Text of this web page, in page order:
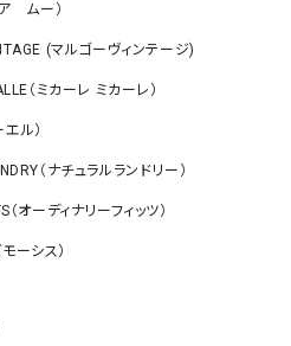
ムー）
(マルゴーヴィンテージ)
（ミカーレ ミカーレ）
ル）
（ナチュラルランドリー）
オーディナリーフィッツ）
ーシス）